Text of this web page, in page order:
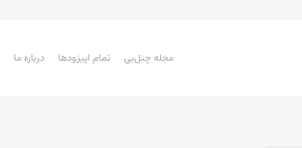
مجله چنل‌بی تمام اپیزودها درباره ما